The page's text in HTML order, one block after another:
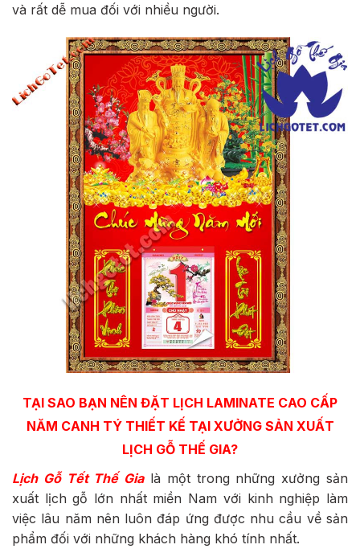
và rất dễ mua đối với nhiều người.
TẠI SAO BẠN NÊN ĐẶT LỊCH LAMINATE CAO CẤP
NĂM CANH TÝTHIẾT KẾ TẠI XƯỞNG SẢN XUẤT
LỊCH GỖ THẾ GIA?
Lịch Gỗ Tết Thế Gialà một trong những xưởng sản
xuất lịch gỗ lớn nhất miền Nam với kinh nghiệp làm
việc lâu năm nên luôn đáp ứng được nhu cầu về sản
phẩm đối với những khách hàng khó tính nhất.